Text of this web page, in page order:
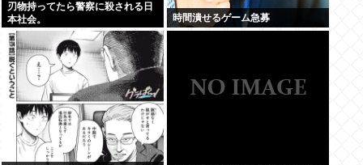
刃物持ってたら警察に殺される日
本社会。
時間潰せるゲーム急募